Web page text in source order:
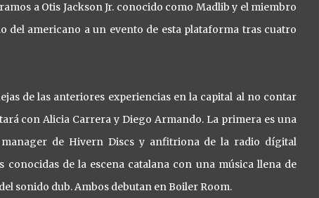
a Otis Jackson Jr. conocido como Madlib y el miembro
del americano a un evento de esta plataforma tras cuatro
de las anteriores experiencias en la capital al no contar
con Alicia Carrera y Diego Armando. La primera es una
manager de Hivern Discs y anfitriona de la radio dígital
conocidas de la escena catalana con una música llena de
sonido dub. Ambos debutan en Boiler Room.